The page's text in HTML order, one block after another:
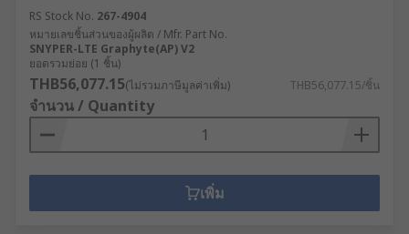
RS Stock No. 267-4904
หมายเลขชิ้นส่วนของผู้ผลิต / Mfr. Part No.
SNYPER-LTE Graphyte(AP) V2
ยอดรวมย่อย (1 ชิ้น)
THB56,077.15(ไม่รวมภาษีมูลค่าเพิ่ม) THB56,077.15/ชิ้น
จำนวน / Quantity
เพิ่ม